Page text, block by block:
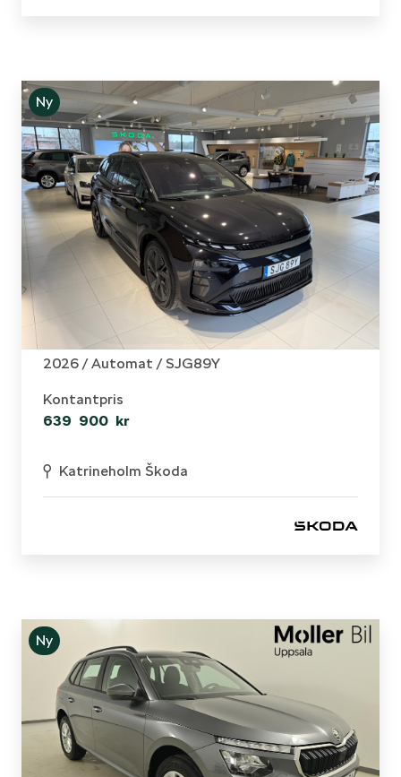
Ny
Skoda - Enyaq
RS 84 KWH BATTERI ELMOTOR 340 HK 1 VXL AUTOM
2026 /Automat / SJG89Y
Kontantpris
639 900 kr
Katrineholm Škoda
Ny